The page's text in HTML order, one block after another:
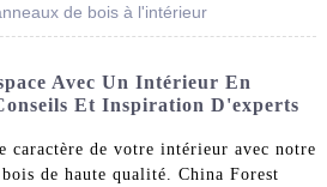
de bois à l'intérieur
Avec Un Intérieur En
Et Inspiration D'experts
caractère de votre intérieur avec notre
de haute qualité. China Forest